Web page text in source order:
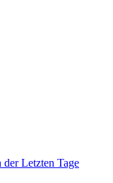
Letzten Tage